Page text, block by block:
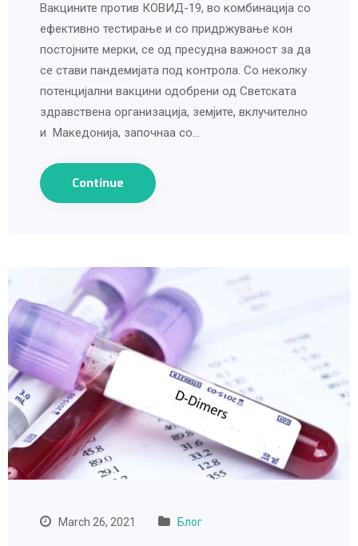
Вакцините против КОВИД-19, во комбинација со
ефективно тестирање и со придржување кон
постојните мерки, се од пресудна важност за да
се стави пандемијата под контрола. Со неколку
потенцијални вакцини одобрени од Светската
здравствена организација, земјите, вклучително
и Македонија, започнаа со…
Continue
March 26, 2021 Блог